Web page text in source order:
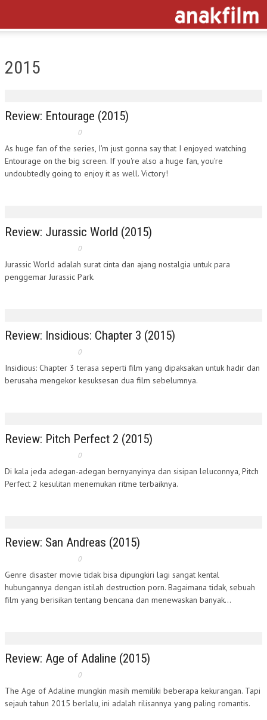
2015
Review: Entourage (2015)
0
As huge fan of the series, I'm just gonna say that I enjoyed watching
Entourage on the big screen. If you're also a huge fan, you're
undoubtedly going to enjoy it as well. Victory!
Review: Jurassic World (2015)
0
Jurassic World adalah surat cinta dan ajang nostalgia untuk para
penggemar Jurassic Park.
Review: Insidious: Chapter 3 (2015)
0
Insidious: Chapter 3 terasa seperti film yang dipaksakan untuk hadir dan
berusaha mengekor kesuksesan dua film sebelumnya.
Review: Pitch Perfect 2 (2015)
0
Di kala jeda adegan-adegan bernyanyinya dan sisipan leluconnya, Pitch
Perfect 2 kesulitan menemukan ritme terbaiknya.
Review: San Andreas (2015)
0
Genre disaster movie tidak bisa dipungkiri lagi sangat kental
hubungannya dengan istilah destruction porn. Bagaimana tidak, sebuah
film yang berisikan tentang bencana dan menewaskan banyak...
Review: Age of Adaline (2015)
0
The Age of Adaline mungkin masih memiliki beberapa kekurangan. Tapi
sejauh tahun 2015 berlalu, ini adalah rilisannya yang paling romantis.